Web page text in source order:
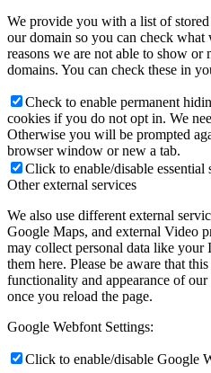
We provide you with a list of
our domain so you can check what
reasons we are not able to show
domains. You can check these in
Check to enable permanent
cookies if you do not opt in. We
Otherwise you will be prompted
browser window or new a tab.
Click to enable/disable essential
Other external services
We also use different external
Google Maps, and external Video
may collect personal data like
them here. Please be aware that
functionality and appearance of
once you reload the page.
Google Webfont Settings:
Click to enable/disable Google